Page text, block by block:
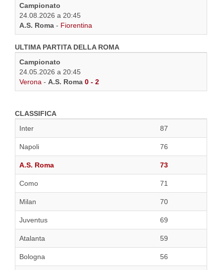
Campionato
24.08.2026 a 20:45
A.S. Roma - Fiorentina
ULTIMA PARTITA DELLA ROMA
Campionato
24.05.2026 a 20:45
Verona - A.S. Roma 0 - 2
CLASSIFICA
Inter
87
Napoli 76
A.S. Roma 73
Como 71
Milan 70
Juventus 69
Atalanta 59
Bologna 56